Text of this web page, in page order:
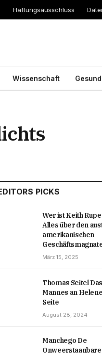
Haftungsausschluss
Wissenschaft
PICKS
Wer ist Keith
Alles über den
amerikanischen
März 15, 2025
Thomas Seitel
Mannes an
Seite
August 28, 2024
Manchego De
Onweerstaanbare